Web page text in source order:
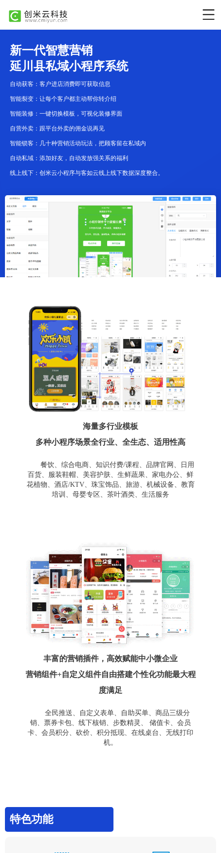
新一代智慧营销
延川县私域小程序系统
自动获客：客户进店消费即可获取信息
智能裂变：让每个客户都主动帮你转介绍
智能装修：一键切换模板，可视化装修界面
自营外卖：跟平台外卖的佣金说再见
智能锁客：几十种营销活动玩法，把顾客留在私域内
自动私域：添加好友，自动发放强关系的福利
线上线下：创米云小程序与客如云线上线下数据深度整合。
海量多行业模板
多种小程序场景全行业、全生态、适用性高
餐饮、综合电商、知识付费/课程、品牌官网、日用
百货、服装鞋帽、美容护肤、生鲜蔬果、家电办公、鲜
花植物、酒店/KTV、珠宝饰品、旅游、机械设备、教育
培训、母婴专区、茶叶酒类、生活服务
丰富的营销插件，高效赋能中小微企业
营销组件+自定义组件自由搭建个性化功能最大程
度满足
全民推送、自定义表单、自助买单、商品三级分
销、票券卡包、线下核销、步数精灵、 储值卡、会员
卡、会员积分、砍价、积分抵现、在线桌台、无线打印
机。
特色功能